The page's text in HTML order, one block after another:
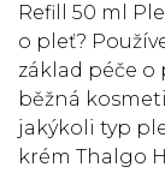
Refill 50 ml
o pleť?
základ péče
běžná
jakýkoli typ
krém Thalgo